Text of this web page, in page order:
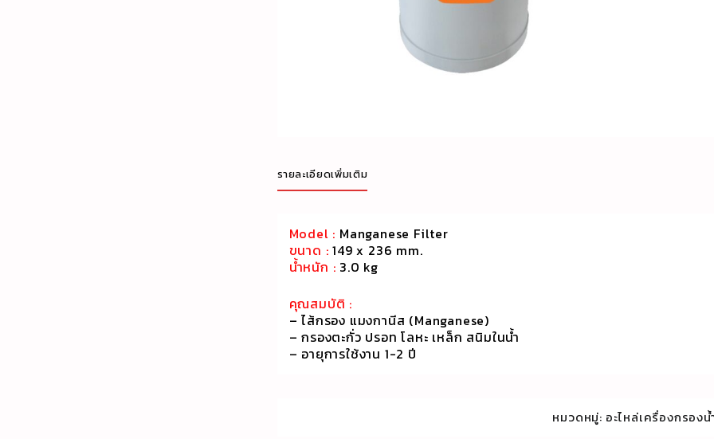
รายละเอียดเพิ่มเติม
Model : Manganese Filter
ขนาด : 149 x 236 mm.
น้ำหนัก : 3.0 kg
คุณสมบัติ :
– ไส้กรอง แมงกานีส (Manganese)
– กรองตะกั่ว ปรอท โลหะ เหล็ก สนิมในน้ำ
– อายุการใช้งาน 1-2 ปี
หมวดหมู่: อะไหล่เครื่องกรองน้